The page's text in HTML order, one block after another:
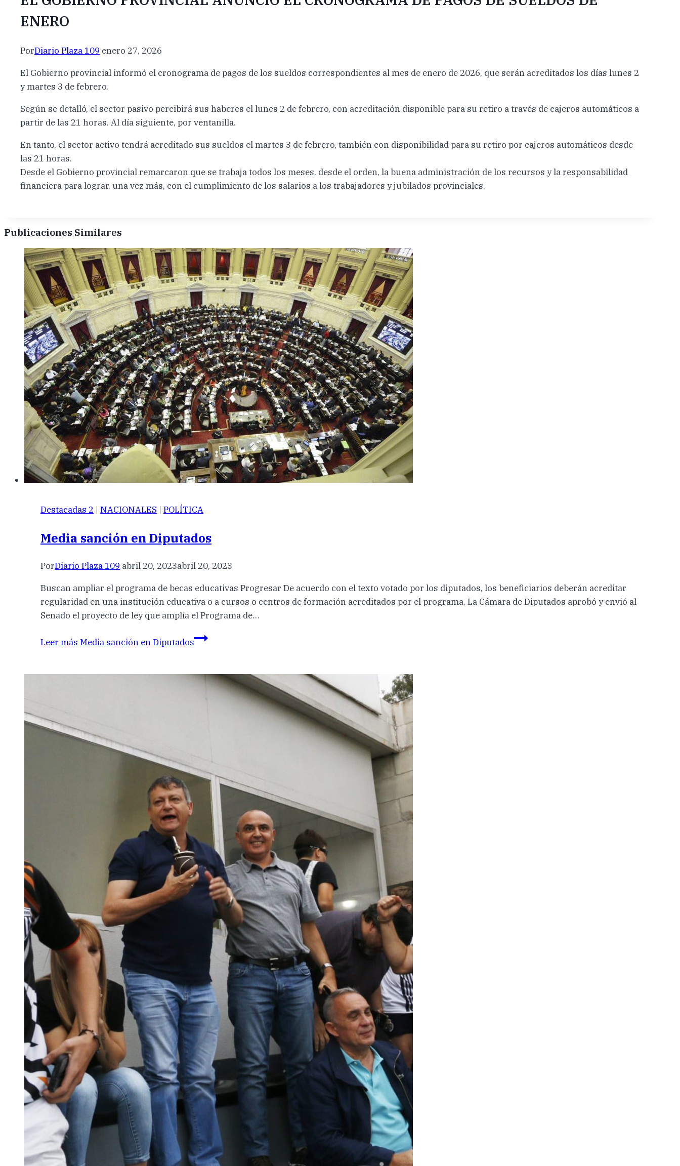
ENERO
PorDiario Plaza 109 enero 27, 2026
El Gobierno provincial informó el cronograma de pagos de los sueldos correspondientes al mes de enero de 2026, que serán acreditados los días lunes 2
y martes 3 de febrero.
Según se detalló, el sector pasivo percibirá sus haberes el lunes 2 de febrero, con acreditación disponible para su retiro a través de cajeros automáticos a
partir de las 21 horas. Al día siguiente, por ventanilla.
En tanto, el sector activo tendrá acreditado sus sueldos el martes 3 de febrero, también con disponibilidad para su retiro por cajeros automáticos desde
las 21 horas.
Desde el Gobierno provincial remarcaron que se trabaja todos los meses, desde el orden, la buena administración de los recursos y la responsabilidad
financiera para lograr, una vez más, con el cumplimiento de los salarios a los trabajadores y jubilados provinciales.
Publicaciones Similares
Destacadas 2 | NACIONALES | POLÍTICA
Media sanción en Diputados
PorDiario Plaza 109 abril 20, 2023abril 20, 2023
Buscan ampliar el programa de becas educativas Progresar De acuerdo con el texto votado por los diputados, los beneficiarios deberán acreditar
regularidad en una institución educativa o a cursos o centros de formación acreditados por el programa. La Cámara de Diputados aprobó y envió al
Senado el proyecto de ley que amplía el Programa de…
Leer más Media sanción en Diputados